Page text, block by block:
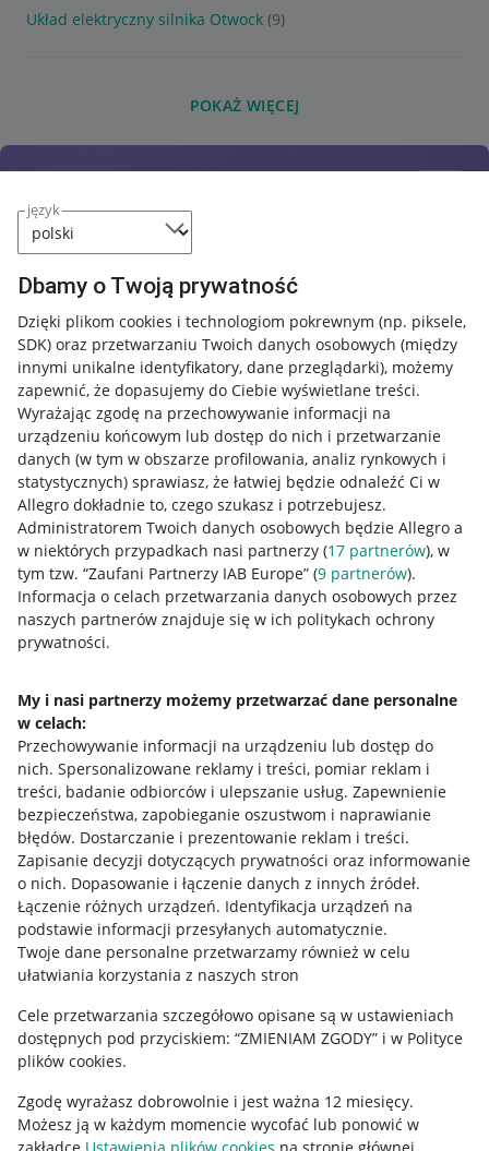
język
Dbamy o Twoją prywatność
Dzięki plikom cookies i technologiom pokrewnym (np. piksele,
SDK) oraz przetwarzaniu Twoich danych osobowych (między
innymi unikalne identyfikatory, dane przeglądarki), możemy
zapewnić, że dopasujemy do Ciebie wyświetlane treści.
Wyrażając zgodę na przechowywanie informacji na
urządzeniu końcowym lub dostęp do nich i przetwarzanie
danych (w tym w obszarze profilowania, analiz rynkowych i
statystycznych) sprawiasz, że łatwiej będzie odnaleźć Ci w
Allegro dokładnie to, czego szukasz i potrzebujesz.
Administratorem Twoich danych osobowych będzie Allegro a
w niektórych przypadkach nasi partnerzy (17 partnerów), w
tym tzw. “Zaufani Partnerzy IAB Europe” (9 partnerów).
Informacja o celach przetwarzania danych osobowych przez
naszych partnerów znajduje się w ich politykach ochrony
prywatności.
My i nasi partnerzy możemy przetwarzać dane personalne
w celach:
Przechowywanie informacji na urządzeniu lub dostęp do
nich. Spersonalizowane reklamy i treści, pomiar reklam i
treści, badanie odbiorców i ulepszanie usług. Zapewnienie
bezpieczeństwa, zapobieganie oszustwom i naprawianie
błędów. Dostarczanie i prezentowanie reklam i treści.
Zapisanie decyzji dotyczących prywatności oraz informowanie
o nich. Dopasowanie i łączenie danych z innych źródeł.
Łączenie różnych urządzeń. Identyfikacja urządzeń na
podstawie informacji przesyłanych automatycznie.
Twoje dane personalne przetwarzamy również w celu
ułatwiania korzystania z naszych stron
Cele przetwarzania szczegółowo opisane są w ustawieniach
dostępnych pod przyciskiem: “ZMIENIAM ZGODY” i w Polityce
plików cookies.
Zgodę wyrażasz dobrowolnie i jest ważna 12 miesięcy.
Możesz ją w każdym momencie wycofać lub ponowić w
Układ elektryczny silnika Otwock (9)
POKAŻ WIĘCEJ
Przydatne informacje
Jak to działa
Allegro Gadane dla sprzedających
Allegro Gadane dla kupujących
Mapa miejscowości
Informacje prawne
Regulamin
Polityka plików "cookies"
Ustawienia plików "cookies"
Udostępnianie lokalizacji
Informacje dla Aktu o Usługach Cyfrowych
Pobierz aplikację